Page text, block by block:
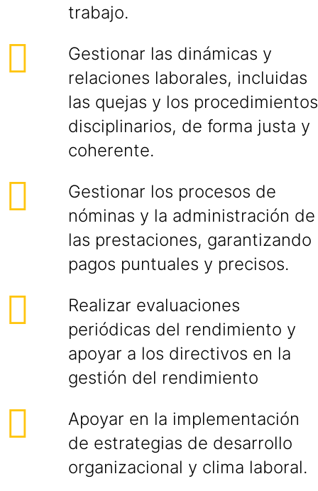
trabajo.
Gestionar las dinámicas y
relaciones laborales, incluidas
las quejas y los procedimientos
disciplinarios, de forma justa y
coherente.
Gestionar los procesos de
nóminas y la administración de
las prestaciones, garantizando
pagos puntuales y precisos.
Realizar evaluaciones
periódicas del rendimiento y
apoyar a los directivos en la
gestión del rendimiento
Apoyar en la implementación
de estrategias de desarrollo
organizacional y clima laboral.